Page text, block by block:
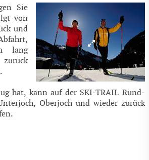
Sie
von
und
lang
zurück
hat, kann auf der SKI-TRAIL Rund-
Oberjoch und wieder zurück